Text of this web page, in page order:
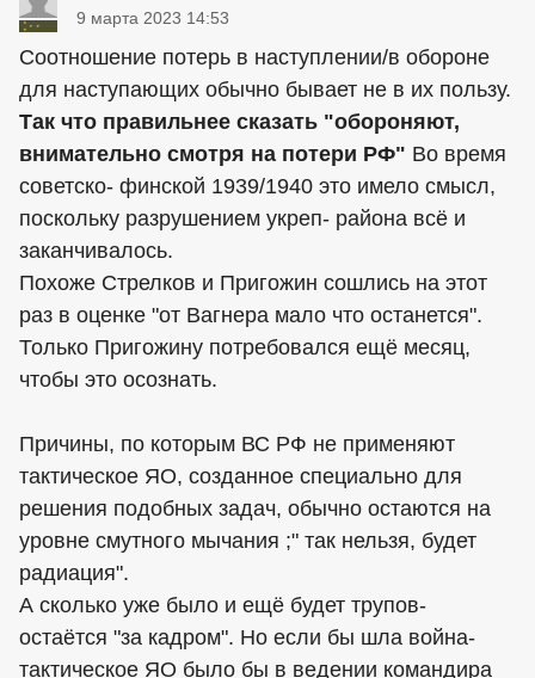
9 марта 2023 14:53
Соотношение потерь в наступлении/в обороне
для наступающих обычно бывает не в их пользу.
Так что правильнее сказать "обороняют,
внимательно смотря на потери РФ" Во время
советско- финской 1939/1940 это имело смысл,
поскольку разрушением укреп- района всё и
заканчивалось.
Похоже Стрелков и Пригожин сошлись на этот
раз в оценке "от Вагнера мало что останется".
Только Пригожину потребовался ещё месяц,
чтобы это осознать.
Причины, по которым ВС РФ не применяют
тактическое ЯО, созданное специально для
решения подобных задач, обычно остаются на
уровне смутного мычания ;" так нельзя, будет
радиация".
А сколько уже было и ещё будет трупов-
остаётся "за кадром". Но если бы шла война-
тактическое ЯО было бы в ведении командира